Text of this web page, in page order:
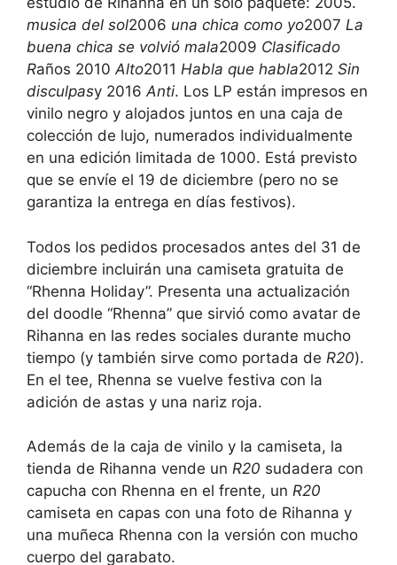
musica del sol2006 una chica como yo2007 La
buena chica se volvió mala2009 Clasificado
Raños 2010Alto2011 Habla que habla2012 Sin
disculpasy 2016Anti. Los LP están impresos en
vinilo negro y alojados juntos en una caja de
colección de lujo, numerados individualmente
en una edición limitada de 1000. Está previsto
que se envíe el 19 de diciembre (pero no se
garantiza la entrega en días festivos).
Todos los pedidos procesados ​​antes del 31 de
diciembre incluirán una camiseta gratuita de
“Rhenna Holiday”. Presenta una actualización
del doodle “Rhenna” que sirvió como avatar de
Rihanna en las redes sociales durante mucho
tiempo (y también sirve como portada de R20).
En el tee, Rhenna se vuelve festiva con la
adición de astas y una nariz roja.
Además de la caja de vinilo y la camiseta, la
tienda de Rihanna vende un R20 sudadera con
capucha con Rhenna en el frente, un R20
camiseta en capas con una foto de Rihanna y
una muñeca Rhenna con la versión con mucho
cuerpo del garabato.